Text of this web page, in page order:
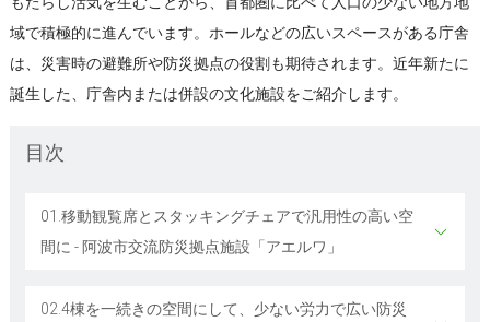
域で積極的に進んでいます。ホールなどの広いスペースがある庁舎
は、災害時の避難所や防災拠点の役割も期待されます。近年新たに
誕生した、庁舎内または併設の文化施設をご紹介します。
目次
01.移動観覧席とスタッキングチェアで汎用性の高い空
間に - 阿波市交流防災拠点施設「アエルワ」
02.4棟を一続きの空間にして、少ない労力で広い防災